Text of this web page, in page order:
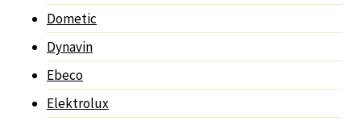
Dometic
Dynavin
Ebeco
Elektrolux